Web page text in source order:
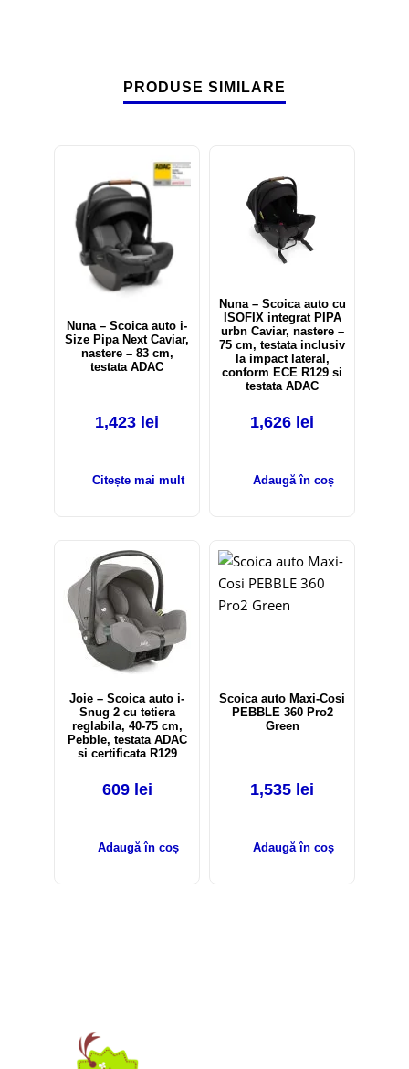
PRODUSE SIMILARE
Nuna – Scoica auto i-
Size Pipa Next Caviar,
nastere – 83 cm,
testata ADAC
1,423 lei
Citește mai mult
Nuna – Scoica auto cu
ISOFIX integrat PIPA
urbn Caviar, nastere –
75 cm, testata inclusiv
la impact lateral,
conform ECE R129 si
testata ADAC
1,626 lei
Adaugă în coș
Joie – Scoica auto i-
Snug 2 cu tetiera
reglabila, 40-75 cm,
Pebble, testata ADAC
si certificata R129
609 lei
Adaugă în coș
Scoica auto Maxi-Cosi
PEBBLE 360 Pro2
Green
1,535 lei
Adaugă în coș